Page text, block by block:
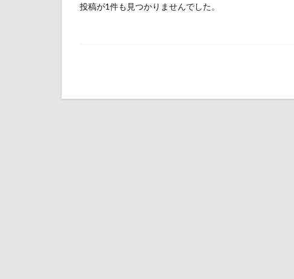
投稿が1件も見つかりませんでした。